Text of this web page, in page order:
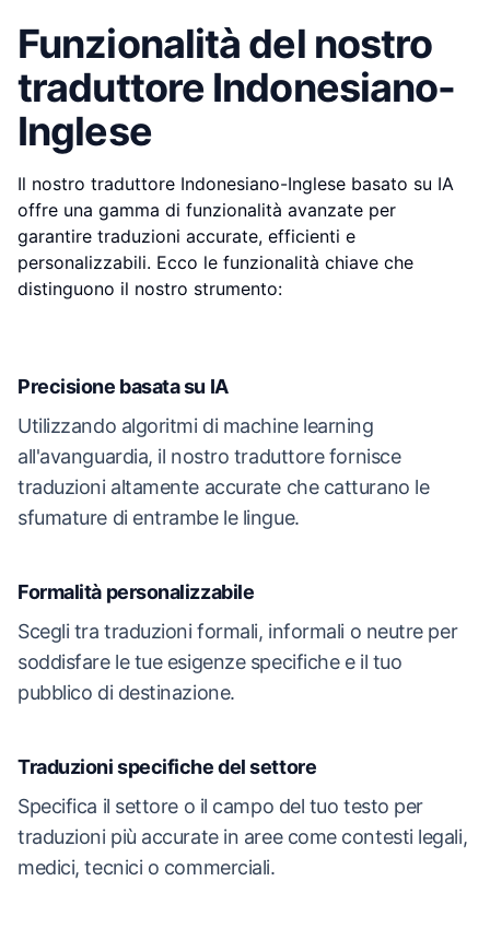
Funzionalità del nostro
traduttore Indonesiano-
Inglese
Il nostro traduttore Indonesiano-Inglese basato su IA
offre una gamma di funzionalità avanzate per
garantire traduzioni accurate, efficienti e
personalizzabili. Ecco le funzionalità chiave che
distinguono il nostro strumento:
Precisione basata su IA
Utilizzando algoritmi di machine learning
all'avanguardia, il nostro traduttore fornisce
traduzioni altamente accurate che catturano le
sfumature di entrambe le lingue.
Formalità personalizzabile
Scegli tra traduzioni formali, informali o neutre per
soddisfare le tue esigenze specifiche e il tuo
pubblico di destinazione.
Traduzioni specifiche del settore
Specifica il settore o il campo del tuo testo per
traduzioni più accurate in aree come contesti legali,
medici, tecnici o commerciali.